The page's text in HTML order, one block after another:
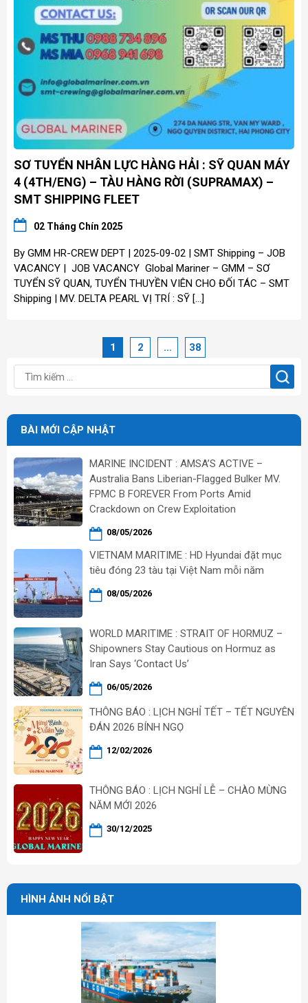
SƠ TUYỂN NHÂN LỰC HÀNG HẢI : SỸ QUAN MÁY
4 (4TH/ENG) – TÀU HÀNG RỜI (SUPRAMAX) –
SMT SHIPPING FLEET
02 Tháng Chín 2025
By GMM HR-CREW DEPT | 2025-09-02 | SMT Shipping – JOB
VACANCY | JOB VACANCY Global Mariner – GMM – SƠ
TUYỂN SỸ QUAN, TUYỂN THUYỀN VIÊN CHO ĐỐI TÁC – SMT
Shipping | MV. DELTA PEARL VỊ TRÍ : SỸ […]
1 2 … 38
BÀI MỚI CẬP NHẬT
MARINE INCIDENT : AMSA’S ACTIVE –
Australia Bans Liberian-Flagged Bulker MV.
FPMC B FOREVER From Ports Amid
Crackdown on Crew Exploitation
08/05/2026
VIETNAM MARITIME : HD Hyundai đặt mục
tiêu đóng 23 tàu tại Việt Nam mỗi năm
08/05/2026
WORLD MARITIME : STRAIT OF HORMUZ –
Shipowners Stay Cautious on Hormuz as
Iran Says ‘Contact Us’
06/05/2026
THÔNG BÁO : LỊCH NGHỈ TẾT – TẾT NGUYÊN
ĐÁN 2026 BÍNH NGỌ
12/02/2026
THÔNG BÁO : LỊCH NGHỈ LỄ – CHÀO MỪNG
NĂM MỚI 2026
30/12/2025
HÌNH ẢNH NỔI BẬT